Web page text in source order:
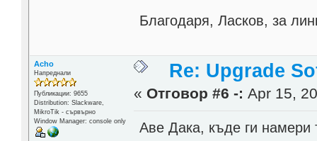
Благодаря, Ласков, за
Acho
Напреднали
Публикации: 9655
Distribution: Slackware,
MikroTik - сървърно
Window Manager: console only
Re: Upgrade
« Отговор #6 -: Apr 15,
Аве Дака, къде ги